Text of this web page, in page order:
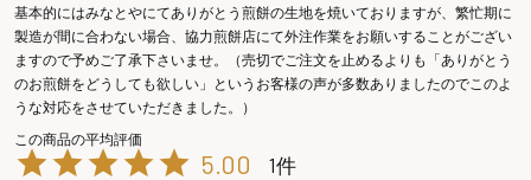
基本的にはみなとやにてありがとう煎餅の生地を焼いておりますが、繁忙期に
製造が間に合わない場合、協力煎餅店にて外注作業をお願いすることがござい
ますので予めご了承下さいませ。（売切でご注文を止めるよりも「ありがとう
のお煎餅をどうしても欲しい」というお客様の声が多数ありましたのでこのよ
うな対応をさせていただきました。）
5.00 1